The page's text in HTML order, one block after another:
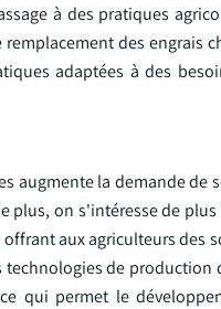
à des pratiques
des engrais
adaptées à des
augmente la demande
on s'intéresse de
aux agriculteurs
de
qui permet le